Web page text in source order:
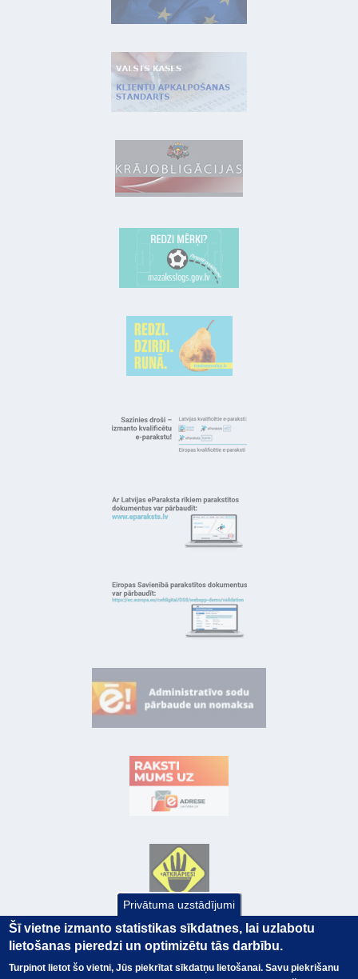
Privātuma uzstādījumi
Šī vietne izmanto statistikas sīkdatnes, lai uzlabotu
lietošanas pieredzi un optimizētu tās darbību.
Turpinot lietot šo vietni, Jūs piekrītat sīkdatņu lietošanai. Savu piekrišanu